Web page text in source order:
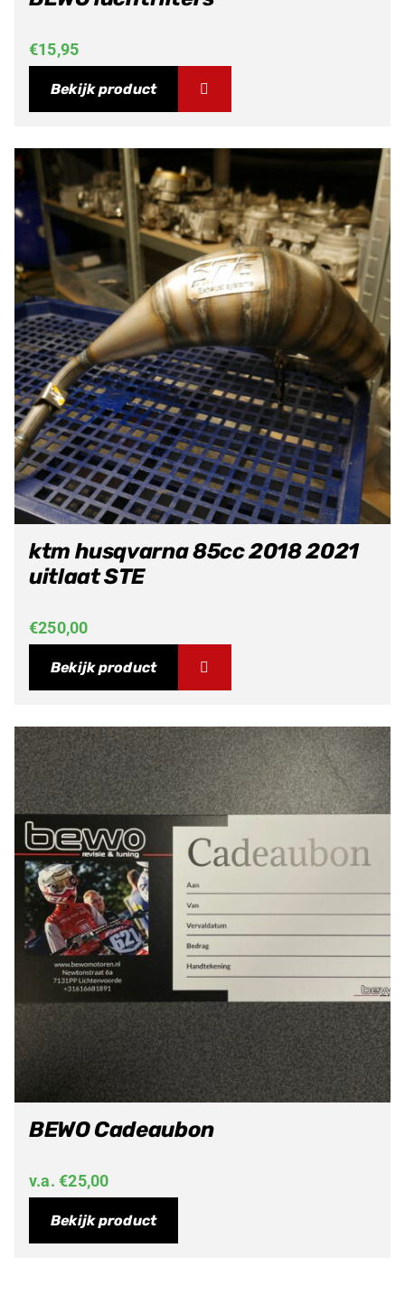
€15,95
Bekijk product
ktm husqvarna 85cc 2018 2021
uitlaat STE
€250,00
Bekijk product
BEWO Cadeaubon
v.a.€25,00
Bekijk product